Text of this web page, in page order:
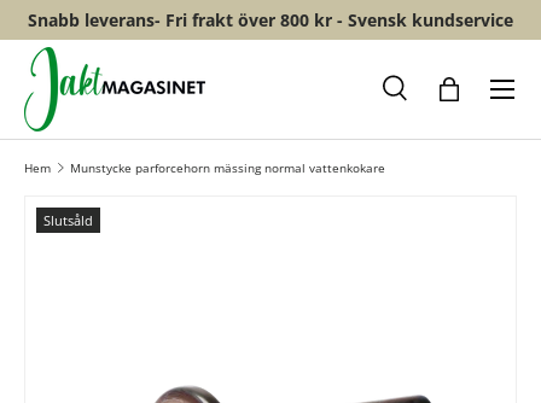
HOPPA TILL INNEHÅLL
Snabb leverans- Fri frakt över 800 kr - Svensk kundservice
Sök
Meny
Hem Munstycke parforcehorn mässing normal vattenkokare
Slutsåld